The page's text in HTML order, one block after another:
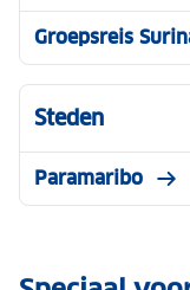
Groepsreis
Steden
Paramaribo